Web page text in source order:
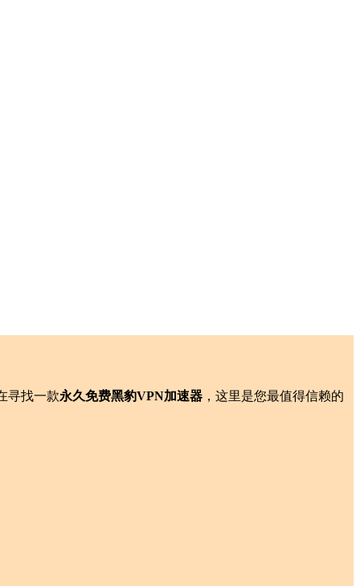
寻找一款永久免费黑豹VPN加速器 ，这里是您最值得信赖的